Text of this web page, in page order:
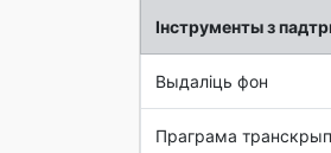
Інструменты з
Выдаліць фон
Праграма